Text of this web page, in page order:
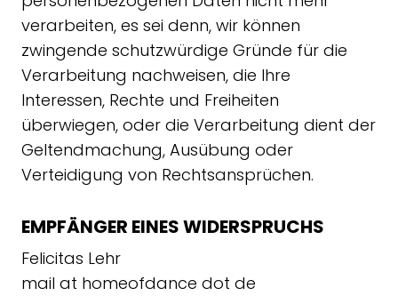
verarbeiten, es sei denn, wir können
zwingende schutzwürdige Gründe für die
Verarbeitung nachweisen, die Ihre
Interessen, Rechte und Freiheiten
überwiegen, oder die Verarbeitung dient der
Geltendmachung, Ausübung oder
Verteidigung von Rechtsansprüchen.
EMPFÄNGER EINES WIDERSPRUCHS
Felicitas Lehr
mail at homeofdance dot de